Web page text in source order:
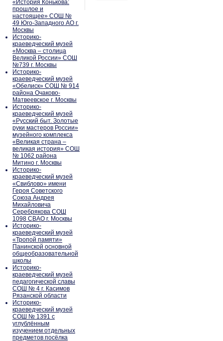
«История Конькова:
прошлое и
настоящее» СОШ №
49 Юго-Западного АО г.
Москвы
Историко-
краеведческий музей
«Москва – столица
Великой России» СОШ
№739 г. Москвы
Историко-
краеведческий музей
«Обелиск» СОШ № 914
района Очаково-
Матвеевское г. Москвы
Историко-
краеведческий музей
«Русский быт. Золотые
руки мастеров России»
музейного комплекса
«Великая страна –
великая история» СОШ
№ 1062 района
Митино г. Москвы
Историко-
краеведческий музей
«Свиблово» имени
Героя Советского
Союза Андрея
Михайловича
Серебрякова СОШ
1098 СВАО г. Москвы
Историко-
краеведческий музей
«Тропой памяти»
Панинской основной
общеобразовательной
школы
Историко-
краеведческий музей
педагогической славы
СОШ № 4 г. Касимов
Рязанской области
Историко-
краеведческий музей
СОШ № 1391 с
углублённым
изучением отдельных
предметов посёлка